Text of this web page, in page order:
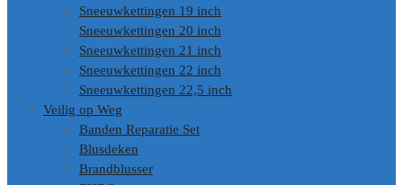
Sneeuwkettingen 19 inch
Sneeuwkettingen 20 inch
Sneeuwkettingen 21 inch
Sneeuwkettingen 22 inch
Sneeuwkettingen 22,5 inch
Veilig op Weg
Banden Reparatie Set
Blusdeken
Brandblusser